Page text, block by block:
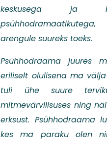
keskusega ja
arengule suureks toeks.
Psühhodraama juures
eriliselt olulisena ma
tuli ühe suure
mitmevärvilisuses ning
erksust. Psühhodraama
kes ma paraku olen